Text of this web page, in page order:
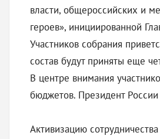
власти, общероссийских и
героев», инициированной
Участников собрания
состав будут приняты еще
В центре внимания
бюджетов. Президент
Активизацию